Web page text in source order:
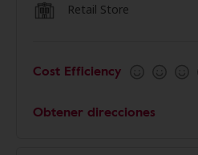
Retail Store
Cost Efficiency
Obtener direcciones